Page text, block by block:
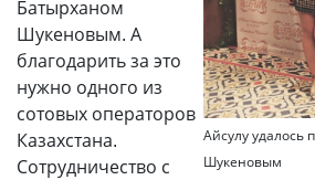
Айсулу удалось
Шукеновым
Батырханом
Шукеновым. А
благодарить за это
нужно одного из
сотовых операторов
Казахстана.
Сотрудничество с